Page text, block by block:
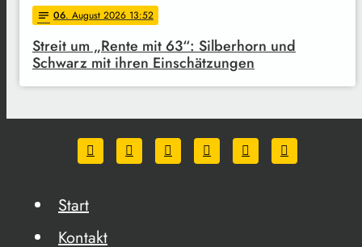
notes 06. August 2026 13:52
Streit um „Rente mit 63“: Silberhorn und
Schwarz mit ihren Einschätzungen
Start
Kontakt